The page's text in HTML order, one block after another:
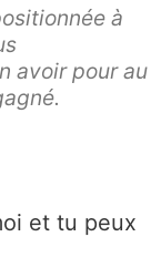
à
avoir pour au
et tu peux